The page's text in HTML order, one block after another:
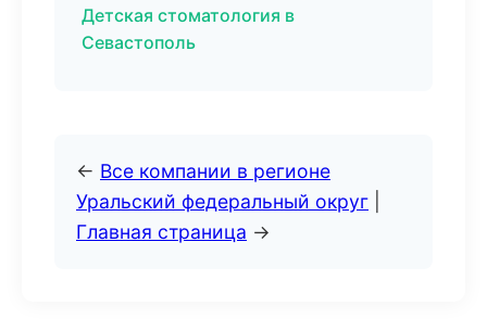
Детская стоматология в
Севастополь
← Все компании в регионе
Уральский федеральный округ
Главная страница →